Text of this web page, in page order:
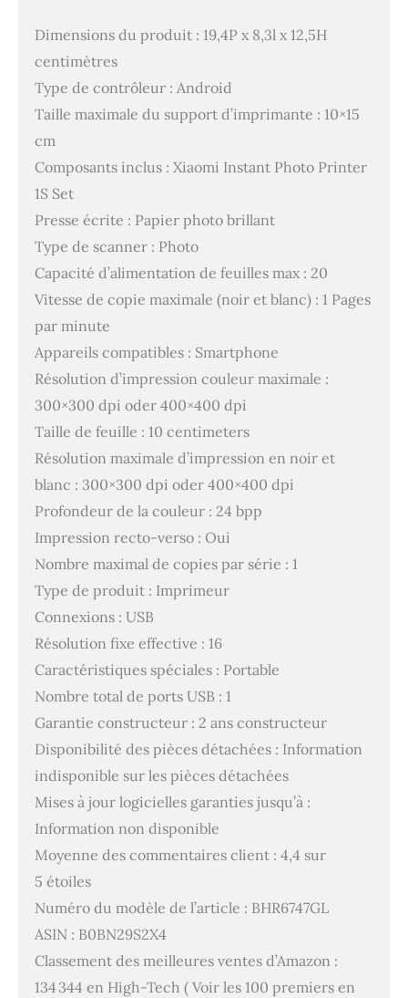
Dimensions du produit : 19,4P x 8,3l x 12,5H
centimètres
Type de contrôleur : Android
Taille maximale du support d’imprimante : 10×15
cm
Composants inclus : Xiaomi Instant Photo Printer
1S Set
Presse écrite : Papier photo brillant
Type de scanner : Photo
Capacité d’alimentation de feuilles max : 20
Vitesse de copie maximale (noir et blanc) : 1 Pages
par minute
Appareils compatibles : Smartphone
Résolution d’impression couleur maximale :
300×300 dpi oder 400×400 dpi
Taille de feuille : 10 centimeters
Résolution maximale d’impression en noir et
blanc : 300×300 dpi oder 400×400 dpi
Profondeur de la couleur : 24 bpp
Impression recto-verso : Oui
Nombre maximal de copies par série : 1
Type de produit : Imprimeur
Connexions : USB
Résolution fixe effective : 16
Caractéristiques spéciales : Portable
Nombre total de ports USB : 1
Garantie constructeur : 2 ans constructeur
Disponibilité des pièces détachées : Information
indisponible sur les pièces détachées
Mises à jour logicielles garanties jusqu’à :
Information non disponible
Moyenne des commentaires client : 4,4 sur
5 étoiles
Numéro du modèle de l’article : BHR6747GL
ASIN : B0BN29S2X4
Classement des meilleures ventes d’Amazon :
134 344 en High-Tech ( Voir les 100 premiers en